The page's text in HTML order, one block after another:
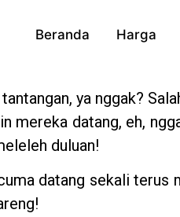
Beranda Harga
ya nggak?
mereka datang, eh,
duluan!
datang sekali